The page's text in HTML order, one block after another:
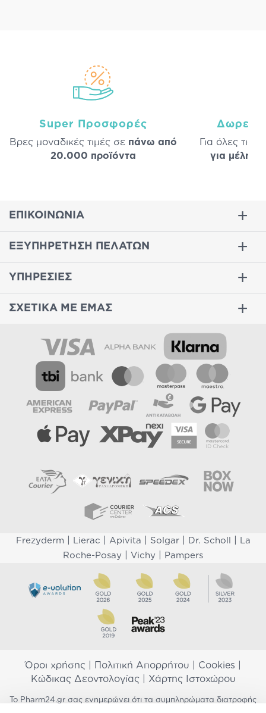
Super Προσφορές
Βρες μοναδικές τιμές σε πάνω από
20.000 προϊόντα
Δωρεάν
Για όλες τις
για μέλη
ΕΠΙΚΟΙΝΩΝΙΑ
ΕΞΥΠΗΡΕΤΗΣΗ ΠΕΛΑΤΩΝ
ΥΠΗΡΕΣΙΕΣ
ΣΧΕΤΙΚΑ ΜΕ ΕΜΑΣ
Frezyderm Lierac Apivita Solgar| Dr. Scholl
La
Roche-Posay
Vichy Pampers
Όροι χρήσης Πολιτική Απορρήτου Cookies
Κώδικας Δεοντολογίας| Χάρτης Ιστοχώρου
Το Pharm24.gr σας ενημερώνει ότι τα συμπληρώματα διατροφής